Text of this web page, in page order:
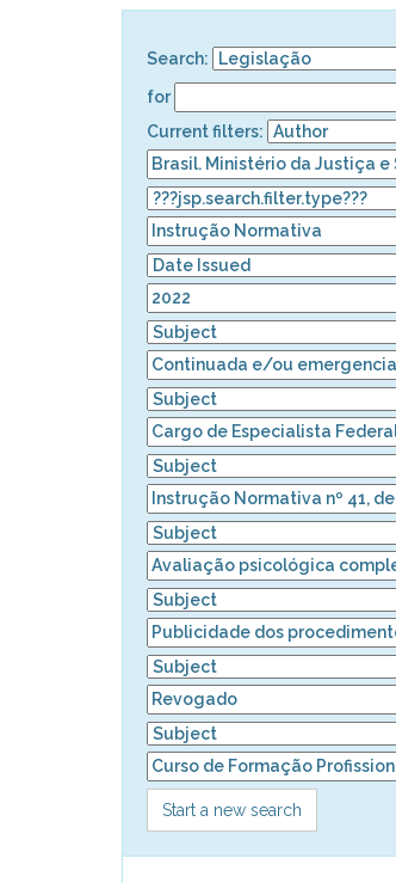
Search:
for
Current filters:
Start a new search